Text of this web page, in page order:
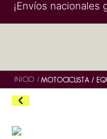
¡Envíos nacionales
INICIO / MOTOCICLISTA